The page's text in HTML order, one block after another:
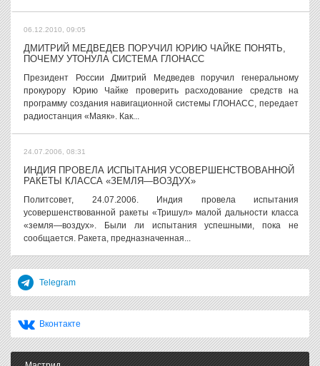
06.12.2010, 09:05
ДМИТРИЙ МЕДВЕДЕВ ПОРУЧИЛ ЮРИЮ ЧАЙКЕ ПОНЯТЬ,
ПОЧЕМУ УТОНУЛА СИСТЕМА ГЛОНАСС
Президент России Дмитрий Медведев поручил генеральному
прокурору Юрию Чайке проверить расходование средств на
программу создания навигационной системы ГЛОНАСС, передает
радиостанция «Маяк». Как...
24.07.2006, 08:31
ИНДИЯ ПРОВЕЛА ИСПЫТАНИЯ УСОВЕРШЕНСТВОВАННОЙ
РАКЕТЫ КЛАССА «ЗЕМЛЯ—ВОЗДУХ»
Политсовет, 24.07.2006. Индия провела испытания
усовершенствованной ракеты «Тришул» малой дальности класса
«земля—воздух». Были ли испытания успешными, пока не
сообщается. Ракета, предназначенная...
Telegram
Вконтакте